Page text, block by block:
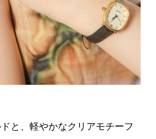
と、軽やかなクリアモチーフ